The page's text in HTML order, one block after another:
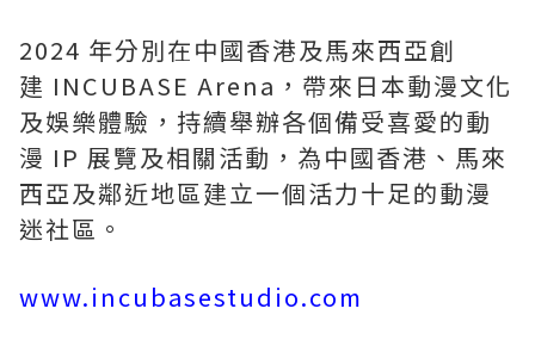
2024 年分別在中國香港及馬來西亞創
建 INCUBASE Arena，帶來日本動漫文化
及娛樂體驗，持續舉辦各個備受喜愛的動
漫 IP 展覽及相關活動，為中國香港、馬來
西亞及鄰近地區建立一個活力十足的動漫
迷社區。
www.incubasestudio.com